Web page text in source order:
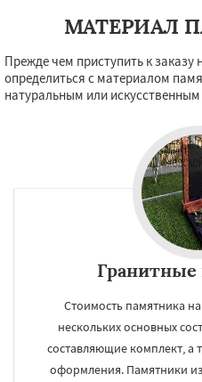
МАТЕРИАЛ
Прежде чем приступить к
определиться с материалом
натуральным или
Стоимость памятника
нескольких основных
составляющие комплект, а
оформления. Памятники